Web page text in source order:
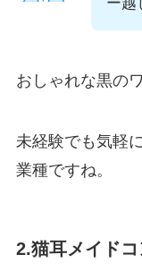
おしゃれな黒の
未経験でも気軽
業種ですね。
2.猫耳メイド